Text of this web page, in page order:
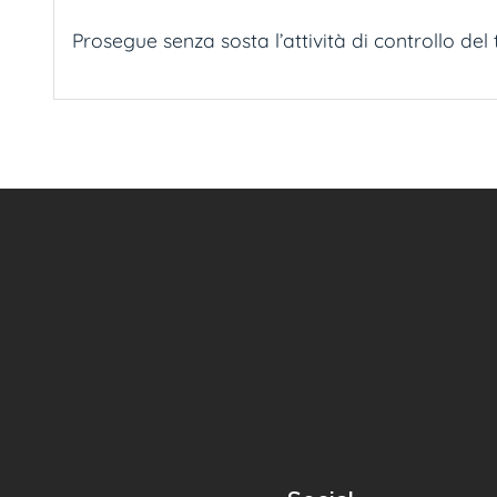
Prosegue senza sosta l’attività di controllo